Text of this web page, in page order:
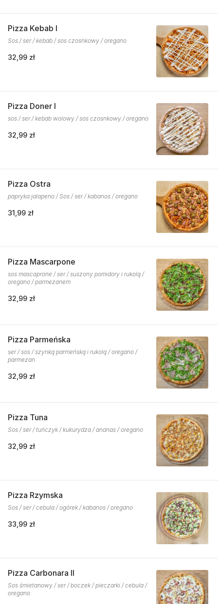
Pizza Kebab I
Sos / ser / kebab / sos czosnkowy / oregano
32,99 zł
Pizza Doner I
sos / ser / kebab wolowy / sos czosnkowy / oregano
32,99 zł
Pizza Ostra
papryka jalapeno / Sos / ser / kabanos / oregano
31,99 zł
Pizza Mascarpone
sos mascaprone / ser / suszony pomidory i rukolą /
oregano / parmezanem
32,99 zł
Pizza Parmeńska
ser / sos / szynką parmeńską i rukolą / oregano /
parmezan
32,99 zł
Pizza Tuna
Sos / ser / tuńczyk / kukurydza / ananas / oregano
32,99 zł
Pizza Rzymska
Sos / ser / cebula / ogórek / kabanos / oregano
33,99 zł
Pizza Carbonara II
Sos śmietanowy / ser / boczek / pieczarki / cebula /
oregano